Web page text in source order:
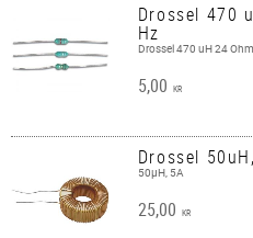
Drossel 470
Hz
Drossel 470 uH 24
5,00 KR
Drossel
50µH, 5A
25,00 KR